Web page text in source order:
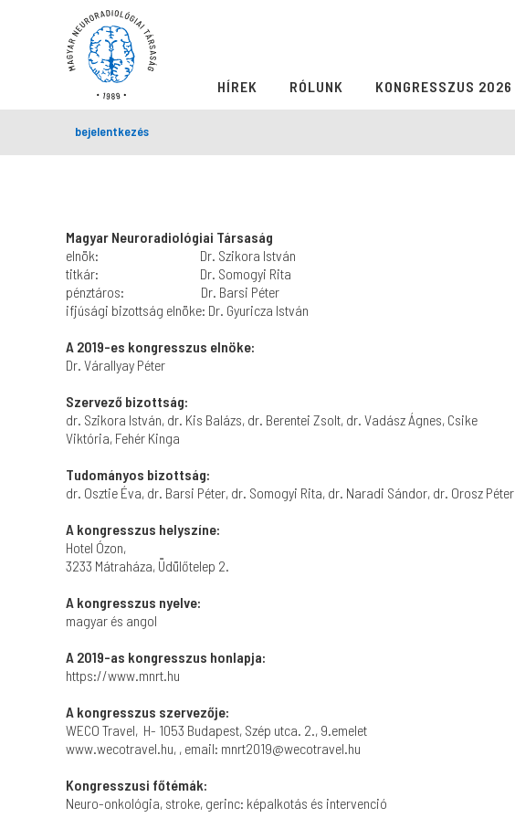
HÍREK RÓLUNK KONGRESSZUS 2026
bejelentkezés
Magyar Neuroradiológiai Társaság
elnök: Dr. Szikora István
titkár: Dr. Somogyi Rita
pénztáros: Dr. Barsi Péter
ifjúsági bizottság elnöke: Dr. Gyuricza István
A 2019-es kongresszus elnöke:
Dr. Várallyay Péter
Szervező bizottság:
dr. Szikora István, dr. Kis Balázs, dr. Berentei Zsolt, dr. Vadász Ágnes, Csike
Viktória, Fehér Kinga
Tudományos bizottság:
dr. Osztie Éva, dr. Barsi Péter, dr. Somogyi Rita, dr. Naradi Sándor, dr. Orosz Péter
A kongresszus helyszíne:
Hotel Ózon,
3233 Mátraháza, Üdülőtelep 2.
A kongresszus nyelve:
magyar és angol
A 2019-as kongresszus honlapja:
https://www.mnrt.hu
A kongresszus szervezője:
WECO Travel, H- 1053 Budapest, Szép utca. 2., 9.emelet
www.wecotravel.hu, , email: mnrt2019@wecotravel.hu
Kongresszusi főtémák:
Neuro-onkológia, stroke, gerinc: képalkotás és intervenció